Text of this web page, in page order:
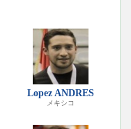
Lopez ANDRES
メキシコ